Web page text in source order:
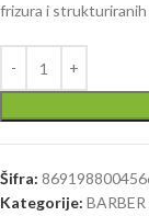
frizura i strukturiranih
Šifra:
Kategorije: